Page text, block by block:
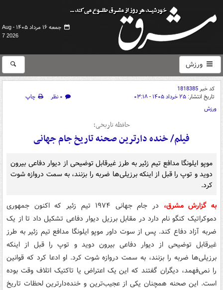
جمعه ۱۶ مرداد ۱۴۰۵ -
Aug
7 2026
ورزش
کد خبر1818385
تاریخ انتشار: ۲۵ خرداد ۱۴۰۵ - ۰۳:۱۸ ۰ نظر
چاپ
ورزش
حافظه تاریخی؛
فیلم/ خنده دارترین صحنه تاریخ جام جهانی
موپو ایلونگا مدافع تیم زئیر به طرز غیرقابل توضیحی از دیوار دفاعی بیرون
دوید و توپ را قبل از اینکه برزیلی‌ها ضربه را بزنند، به سمت دروازه شوت
کرد.
به گزارش مشرق،
در جام جهانی ۱۹۷۴ تیم زئیر که اکنون جمهوری
دموکراتیک کنگو نام دارد در مقابل برزیل دیوار دفاعی تشکیل داد تا از یک
ضربه آزاد دفاع کند. پس از سوت داور موپو ایلونگا مدافع تیم زئیر به طرز
غیرقابل توضیحی از دیوار دفاعی بیرون دوید و توپ را قبل از اینکه
برزیلی‌ها ضربه را بزنند، به سمت دروازه شوت کرد. او ادعا کرد که قوانین
را نمی‌فهمد، دیگران گفتند که این یک اعتراض یا تاکتیک اتلاف وقت بوده
است. این صحنه همچنان یکی از عجیب‌ترین و خنده‌دارترین لحظات تاریخ